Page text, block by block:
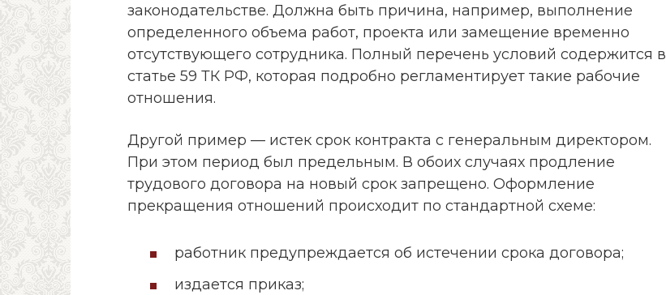
законодательстве. Должна быть причина, например, выполнение
определенного объема работ, проекта или замещение временно
отсутствующего сотрудника. Полный перечень условий содержится в
статье 59 ТК РФ, которая подробно регламентирует такие рабочие
отношения.
Другой пример — истек срок контракта с генеральным директором.
При этом период был предельным. В обоих случаях продление
трудового договора на новый срок запрещено. Оформление
прекращения отношений происходит по стандартной схеме:
работник предупреждается об истечении срока договора;
издается приказ;